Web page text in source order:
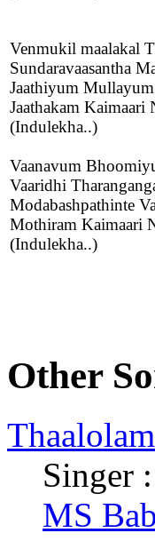
Venmukil maalakal
Sundaravaasantha
Jaathiyum
Jaathakam Kaimaari
(Indulekha..)
Vaanavum
Vaaridhi
Modabashpathinte
Mothiram Kaimaari
(Indulekha..)
Other
Singer :
MS